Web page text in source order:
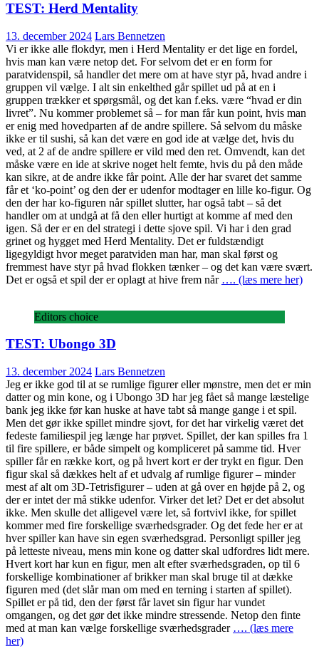
TEST: Herd Mentality
13. december 2024 Lars Bennetzen
Vi er ikke alle flokdyr, men i Herd Mentality er det lige en fordel,
hvis man kan være netop det. For selvom det er en form for
paratvidenspil, så handler det mere om at have styr på, hvad andre i
gruppen vil vælge. I alt sin enkelthed går spillet ud på at en i
gruppen trækker et spørgsmål, og det kan f.eks. være “hvad er din
livret”. Nu kommer problemet så – for man får kun point, hvis man
er enig med hovedparten af de andre spillere. Så selvom du måske
ikke er til sushi, så kan det være en god ide at vælge det, hvis du
ved, at 2 af de andre spillere er vild med den ret. Omvendt, kan det
måske være en ide at skrive noget helt femte, hvis du på den måde
kan sikre, at de andre ikke får point. Alle der har svaret det samme
får et ‘ko-point’ og den der er udenfor modtager en lille ko-figur. Og
den der har ko-figuren når spillet slutter, har også tabt – så det
handler om at undgå at få den eller hurtigt at komme af med den
igen. Så der er en del strategi i dette sjove spil. Vi har i den grad
grinet og hygget med Herd Mentality. Det er fuldstændigt
ligegyldigt hvor meget paratviden man har, man skal først og
fremmest have styr på hvad flokken tænker – og det kan være svært.
Det er også et spil der er oplagt at hive frem når …. (læs mere her)
Editors choice
TEST: Ubongo 3D
13. december 2024 Lars Bennetzen
Jeg er ikke god til at se rumlige figurer eller mønstre, men det er min
datter og min kone, og i Ubongo 3D har jeg fået så mange læstelige
bank jeg ikke før kan huske at have tabt så mange gange i et spil.
Men det gør ikke spillet mindre sjovt, for det har virkelig været det
fedeste familiespil jeg længe har prøvet. Spillet, der kan spilles fra 1
til fire spillere, er både simpelt og kompliceret på samme tid. Hver
spiller får en række kort, og på hvert kort er der trykt en figur. Den
figur skal så dækkes helt af et udvalg af rumlige figurer – minder
mest af alt om 3D-Tetrisfigurer – uden at gå over en højde på 2, og
der er intet der må stikke udenfor. Virker det let? Det er det absolut
ikke. Men skulle det alligevel være let, så fortvivl ikke, for spillet
kommer med fire forskellige sværhedsgrader. Og det fede her er at
hver spiller kan have sin egen sværhedsgrad. Personligt spiller jeg
på letteste niveau, mens min kone og datter skal udfordres lidt mere.
Hvert kort har kun en figur, men alt efter sværhedsgraden, op til 6
forskellige kombinationer af brikker man skal bruge til at dække
figuren med (det slår man om med en terning i starten af spillet).
Spillet er på tid, den der først får lavet sin figur har vundet
omgangen, og det gør det ikke mindre stressende. Netop den finte
med at man kan vælge forskellige sværhedsgrader …. (læs mere
her)